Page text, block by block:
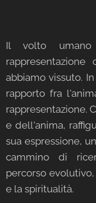
Il volto
abbiamo vissuto.
rapporto fra
rappresentazione.
e dell'anima,
sua espressione,
cammino di
percorso
e la spiritualità.